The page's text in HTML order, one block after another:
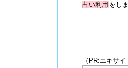
占い利用 をし
（PR:エキサイ